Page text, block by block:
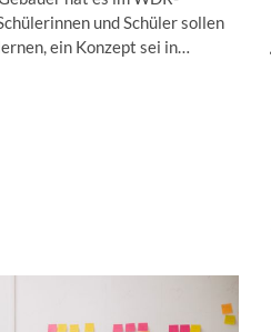
und Schüler sollen
ein Konzept sei in…